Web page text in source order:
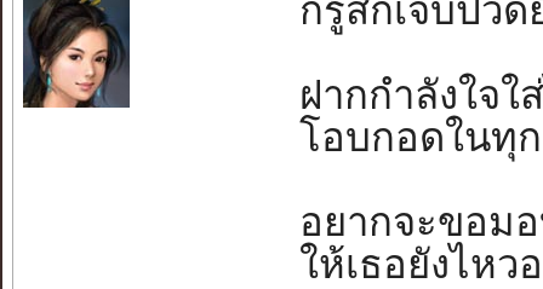
ก็รู้สึกเจ็บปว
ฝากกำลังใจ
โอบกอดในทุ
อยากจะขอม
ให้เธอยังไห